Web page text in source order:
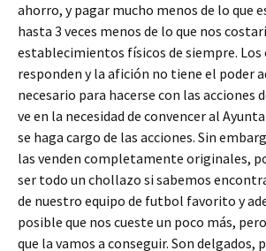
ahorro, y pagar mucho menos de lo que
hasta 3 veces menos de lo que nos
establecimientos físicos de siempre. Los
responden y la afición no tiene el poder
necesario para hacerse con las acciones
ve en la necesidad de convencer al
se haga cargo de las acciones. Sin
las venden completamente originales,
ser todo un chollazo si sabemos
de nuestro equipo de futbol favorito y
posible que nos cueste un poco más,
que la vamos a conseguir. Son delgados,